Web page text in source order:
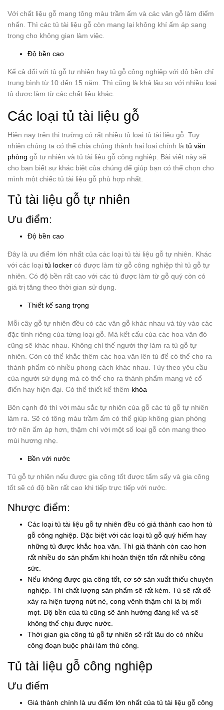
Với chất liệu gỗ mang tông màu trầm ấm và các vân gỗ làm điểm
nhấn. Thì các tủ tài liệu gỗ còn mang lại không khí ấm áp sang
trọng cho không gian làm việc.
Độ bền cao
Kể cả đối với tủ gỗ tự nhiên hay tủ gỗ công nghiệp với độ bền chỉ
trung bình từ 10 đến 15 năm. Thì cũng là khá lâu so với nhiều loại
tủ được làm từ các chất liệu khác.
Các loại tủ tài liệu gỗ
Hiện nay trên thị trường có rất nhiều tủ loại tủ tài liệu gỗ. Tuy
nhiên chúng ta có thể chia chúng thành hai loại chính là tủ văn
phòng gỗ tự nhiên và tủ tài liệu gỗ công nghiệp. Bài viết này sẽ
cho bạn biết sự khác biệt của chúng để giúp bạn có thể chọn cho
mình một chiếc tủ tài liệu gỗ phù hợp nhất.
Tủ tài liệu gỗ tự nhiên
Ưu điểm:
Độ bền cao
Đây là ưu điểm lớn nhất của các loại tủ tài liệu gỗ tự nhiên. Khác
với các loại tủ locker có được làm từ gỗ công nghiệp thì tủ gỗ tự
nhiên. Có độ bền rất cao với các tủ được làm từ gỗ quý còn có
giá trị tăng theo thời gian sử dụng.
Thiết kế sang trọng
Mỗi cây gỗ tự nhiên đều có các vân gỗ khác nhau và tùy vào các
đặc tính riêng của từng loại gỗ. Mà kết cấu của các hoa vân đó
cũng sẽ khác nhau. Không chỉ thế người thợ làm ra tủ gỗ tự
nhiên. Còn có thể khắc thêm các hoa văn lên tủ để có thể cho ra
thành phẩm có nhiều phong cách khác nhau. Tùy theo yêu cầu
của người sử dụng mà có thể cho ra thành phẩm mang vẻ cổ
điển hay hiện đại. Có thể thiết kế thêm khóa
Bên cạnh đó thì với màu sắc tự nhiên của gỗ các tủ gỗ tự nhiên
làm ra. Sẽ có tông màu trầm ấm có thể giúp không gian phòng
trở nên ấm áp hơn, thậm chí với một số loại gỗ còn mang theo
mùi hương nhẹ.
Bền với nước
Tủ gỗ tự nhiên nếu được gia công tốt được tẩm sấy và gia công
tốt sẽ có độ bền rất cao khi tiếp trực tiếp với nước.
Nhược điểm:
Các loại tủ tài liệu gỗ tự nhiên đều có giá thành cao hơn tủ
gỗ công nghiệp. Đặc biệt với các loại tủ gỗ quý hiếm hay
những tủ được khắc hoa văn. Thì giá thành còn cao hơn
rất nhiều do sản phẩm khi hoàn thiện tốn rất nhiều công
sức.
Nếu không được gia công tốt, cơ sở sản xuất thiếu chuyên
nghiệp. Thì chất lượng sản phẩm sẽ rất kém. Tủ sẽ rất dễ
xảy ra hiện tượng nứt nẻ, cong vênh thậm chí là bị mối
mọt. Độ bền của tủ cũng sẽ ảnh hưởng đáng kể và sẽ
không thể chịu được nước.
Thời gian gia công tủ gỗ tự nhiên sẽ rất lâu do có nhiều
công đoạn buộc phải làm thủ công.
Tủ tài liệu gỗ công nghiệp
Ưu điểm
Giá thành chính là ưu điểm lớn nhất của tủ tài liệu gỗ công